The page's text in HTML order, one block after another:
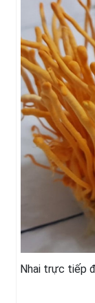
Nhai trực tiếp